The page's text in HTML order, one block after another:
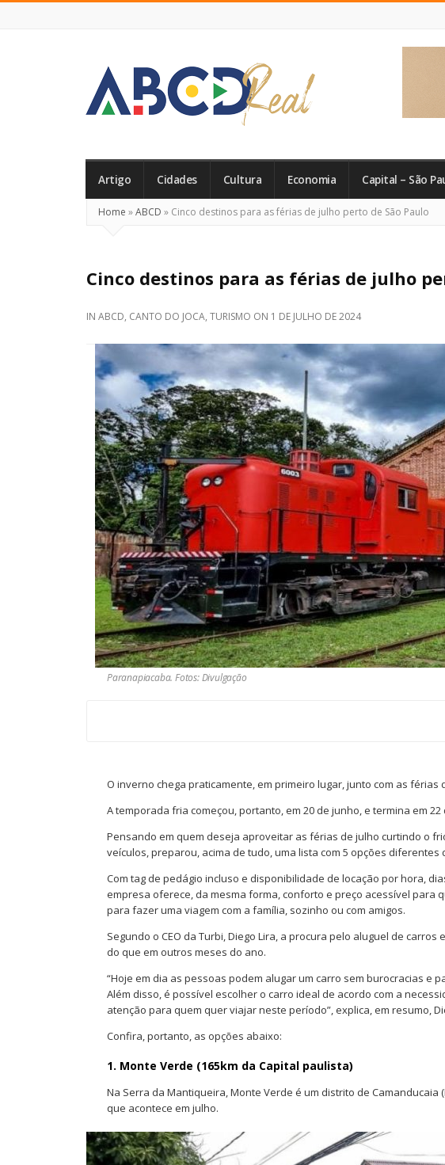
Real
Artigo Cidades Cultura Economia Capital – São
Home »ABCD » Cinco destinos para as férias de julho perto de São Paulo
Cinco destinos para as férias de julho
IN ABCD, CANTO DO JOCA, TURISMO ON 1 DE JULHO DE 2024
Paranapiacaba. Fotos: Divulgação
O inverno chega praticamente, em primeiro lugar, junto com as férias
A temporada fria começou, portanto, em 20 de junho, e termina em 22
Pensando em quem deseja aproveitar as férias de julho curtindo o
veículos, preparou, acima de tudo, uma lista com 5 opções
Com tag de pedágio incluso e disponibilidade de locação por hora,
empresa oferece, da mesma forma, conforto e preço acessível para
para fazer uma viagem com a família, sozinho ou com amigos.
Segundo o CEO da Turbi, Diego Lira, a procura pelo aluguel de
do que em outros meses do ano.
“Hoje em dia as pessoas podem alugar um carro sem burocracias e
Além disso, é possível escolher o carro ideal de acordo com a
atenção para quem quer viajar neste período”, explica, em resumo,
Confira, portanto, as opções abaixo:
1. Monte Verde (165km da Capital paulista)
Na Serra da Mantiqueira, Monte Verde é um distrito de
que acontece em julho.